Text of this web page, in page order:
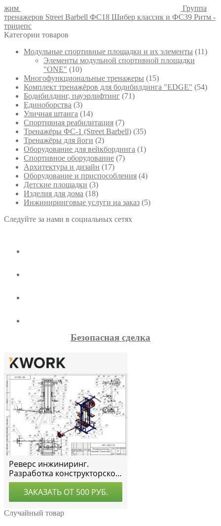
жим
Группа
тренажеров Street Barbell ФС18 Шибер классик и ФС39 Ритм -
трицепс
Категории товаров
Модульные спортивные площадки и их элементы (11)
Элементы модульной спортивной площадки
"ONE" (10)
Многофункциональные тренажеры (15)
Комплект тренажёров для бодибилдинга "EDGE" (54)
Бодибилдинг, пауэрлифтинг (71)
Единоборства (3)
Уличная штанга (14)
Спортивная реабилитация (7)
Тренажёры ФС-1 (Street Barbell) (35)
Тренажёры для йоги (2)
Оборудование для вейкбординга (1)
Спортивное оборудование (7)
Архитектура и дизайн (17)
Оборудование и приспособления (4)
Детские площадки (3)
Изделия для дома (18)
Инжиниринговые услуги на заказ (5)
Следуйте за нами в социальных сетях
Безопасная сделка
Случайный товар